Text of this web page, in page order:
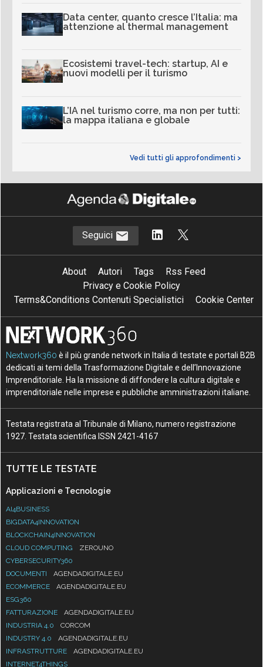
Data center, quanto cresce l’Italia: ma
attenzione al thermal management
Ecosistemi travel-tech: startup, AI e
nuovi modelli per il turismo
L’IA nel turismo corre, ma non per tutti:
la mappa italiana e globale
Vedi tutti gli approfondimenti >
Seguici
About Autori Tags
Rss Feed
Privacy e Cookie Policy
Terms&Conditions Contenuti Specialistici
Cookie Center
Nextwork360 è il più grande network in Italia di testate e portali B2B
dedicati ai temi della Trasformazione Digitale e dell’Innovazione
Imprenditoriale. Ha la missione di diffondere la cultura digitale e
imprenditoriale nelle imprese e pubbliche amministrazioni italiane.
Testata registrata al Tribunale di Milano, numero registrazione
1927. Testata scientifica ISSN 2421-4167
TUTTE LE TESTATE
Applicazioni e Tecnologie
AI4BUSINESS
BIGDATA4INNOVATION
BLOCKCHAIN4INNOVATION
CLOUD COMPUTING
ZEROUNO
CYBERSECURITY360
DOCUMENTI
AGENDADIGITALE.EU
ECOMMERCE
AGENDADIGITALE.EU
ESG360
FATTURAZIONE
AGENDADIGITALE.EU
INDUSTRIA 4.0
CORCOM
INDUSTRY 4.0
AGENDADIGITALE.EU
INFRASTRUTTURE
AGENDADIGITALE.EU
INTERNET4THINGS